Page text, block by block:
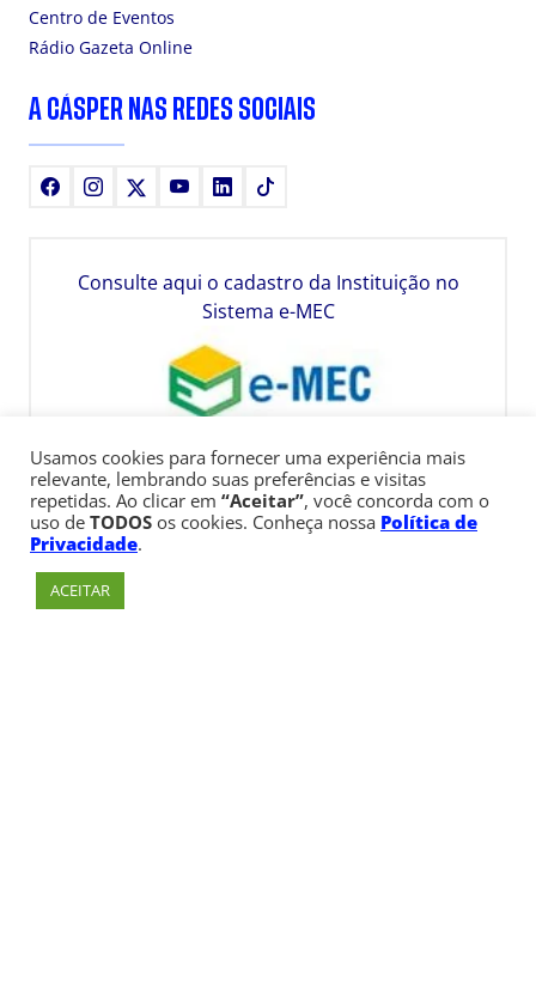
Centro de Eventos
Rádio Gazeta Online
A CÁSPER NAS REDES SOCIAIS
FacebookInstagram YoutubeLinkedIn
Consulte aqui o cadastro da Instituição no
Sistema e-MEC
Usamos cookies para fornecer uma experiência mais
relevante, lembrando suas preferências e visitas
repetidas. Ao clicar em “Aceitar”, você concorda com o
uso de TODOS os cookies. Conheça nossa Política de
Privacidade.
ACEITAR